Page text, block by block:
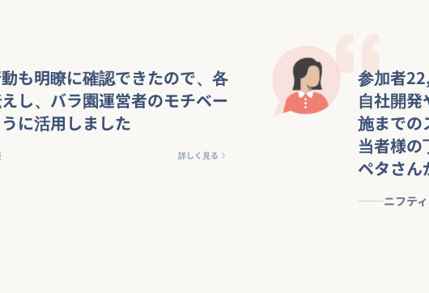
も明瞭に確認できたので、各
し、バラ園運営者のモチベー
に活用しました
詳しく見る
参加者
自社開
施までの
当者様の
ペタさん
ニフテ